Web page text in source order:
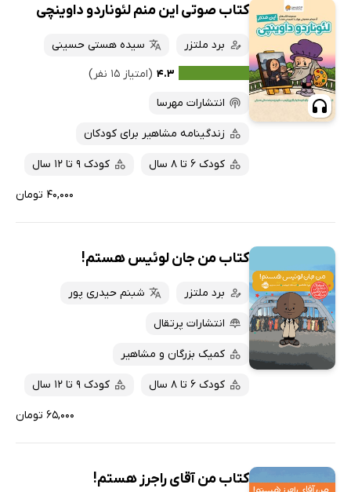
کتاب صوتی این منم لئوناردو داوینچی
برد ملتزر
سیده هستی حسینی
۴.۳ (امتیاز ۱۵ نفر)
انتشارات مهرسا
زندگینامه مشاهیر برای کودکان
کودک 6 تا 8 سال کودک 9 تا 12 سال
۴۰,۰۰۰ تومان
کتاب من جان لوئیس هستم!
برد ملتزر شبنم حیدری پور
انتشارات پرتقال
کمیک بزرگان و مشاهیر
کودک 6 تا 8 سال کودک 9 تا 12 سال
۶۵,۰۰۰ تومان
کتاب من آقای راجرز هستم!